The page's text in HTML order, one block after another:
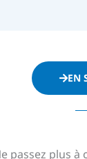
EN
passez plus à